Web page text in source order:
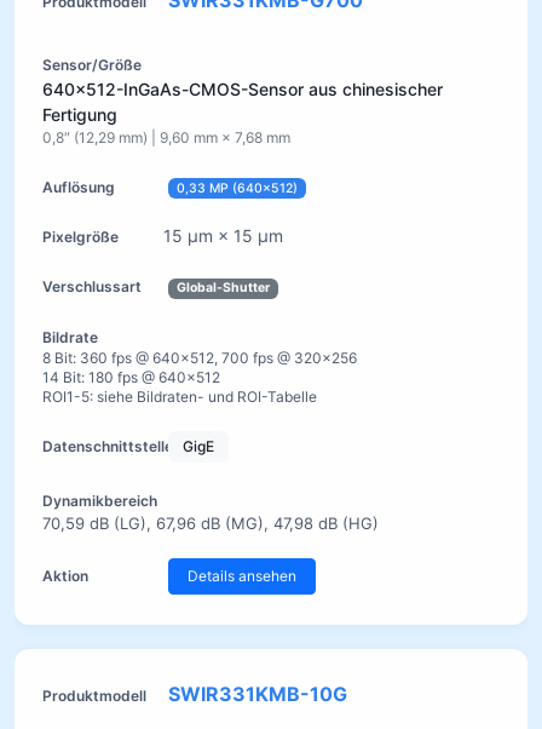
640×512-InGaAs-CMOS-Sensor aus chinesischer
Fertigung
0,8″ (12,29 mm) | 9,60 mm × 7,68 mm
0,33 MP (640×512)
15 µm × 15 µm
Global-Shutter
8 Bit: 360 fps @ 640×512, 700 fps @ 320×256
14 Bit: 180 fps @ 640×512
ROI1-5: siehe Bildraten- und ROI-Tabelle
GigE
70,59 dB (LG), 67,96 dB (MG), 47,98 dB (HG)
Details ansehen
SWIR331KMB-10G